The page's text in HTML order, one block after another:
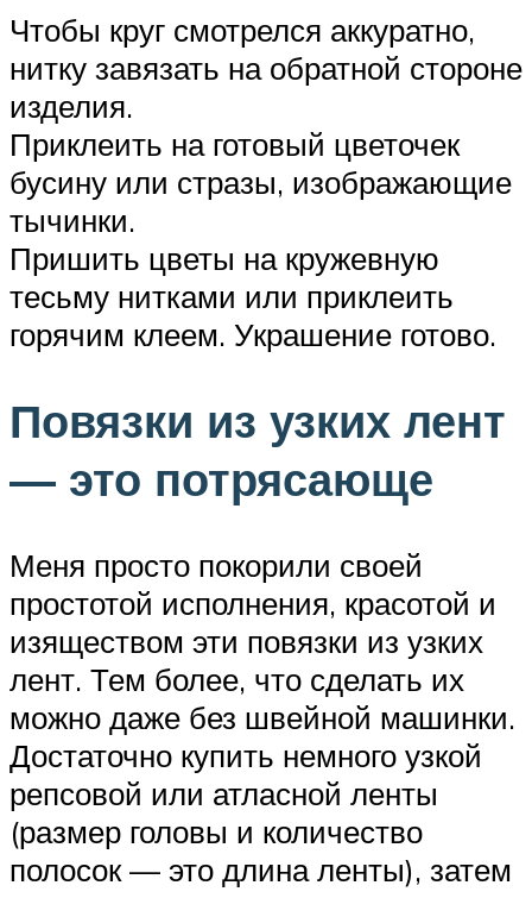
Чтобы круг смотрелся аккуратно,
нитку завязать на обратной стороне
изделия.
Приклеить на готовый цветочек
бусину или стразы, изображающие
тычинки.
Пришить цветы на кружевную
тесьму нитками или приклеить
горячим клеем. Украшение готово.
Повязки из узких лент
— это потрясающе
Меня просто покорили своей
простотой исполнения, красотой и
изяществом эти повязки из узких
лент. Тем более, что сделать их
можно даже без швейной машинки.
Достаточно купить немного узкой
репсовой или атласной ленты
(размер головы и количество
полосок — это длина ленты), затем